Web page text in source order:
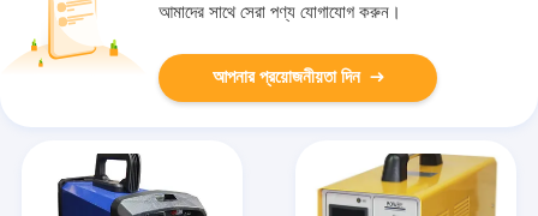
আমাদের সাথে সেরা পণ্য যোগাযোগ করুন।
আপনার প্রয়োজনীয়তা দিন